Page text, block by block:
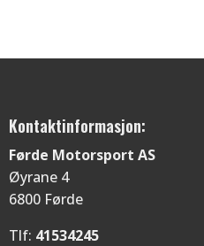
Kontaktinformasjon:
Førde Motorsport AS
Øyrane 4
6800 Førde
Tlf: 41534245